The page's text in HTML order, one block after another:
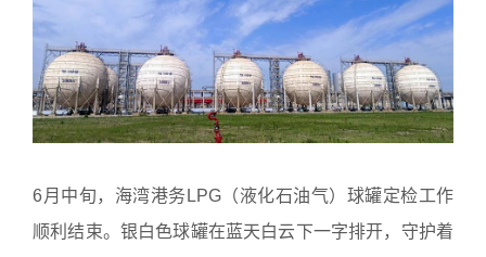
6月中旬，海湾港务LPG（液化石油气）球罐定检工作
顺利结束。银白色球罐在蓝天白云下一字排开，守护着